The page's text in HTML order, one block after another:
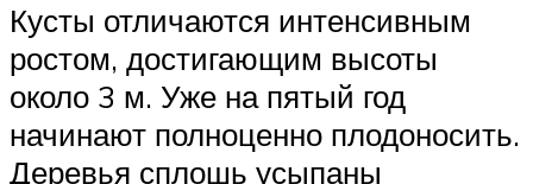
Кусты отличаются интенсивным
ростом, достигающим высоты
около 3 м. Уже на пятый год
начинают полноценно плодоносить.
Деревья сплошь усыпаны